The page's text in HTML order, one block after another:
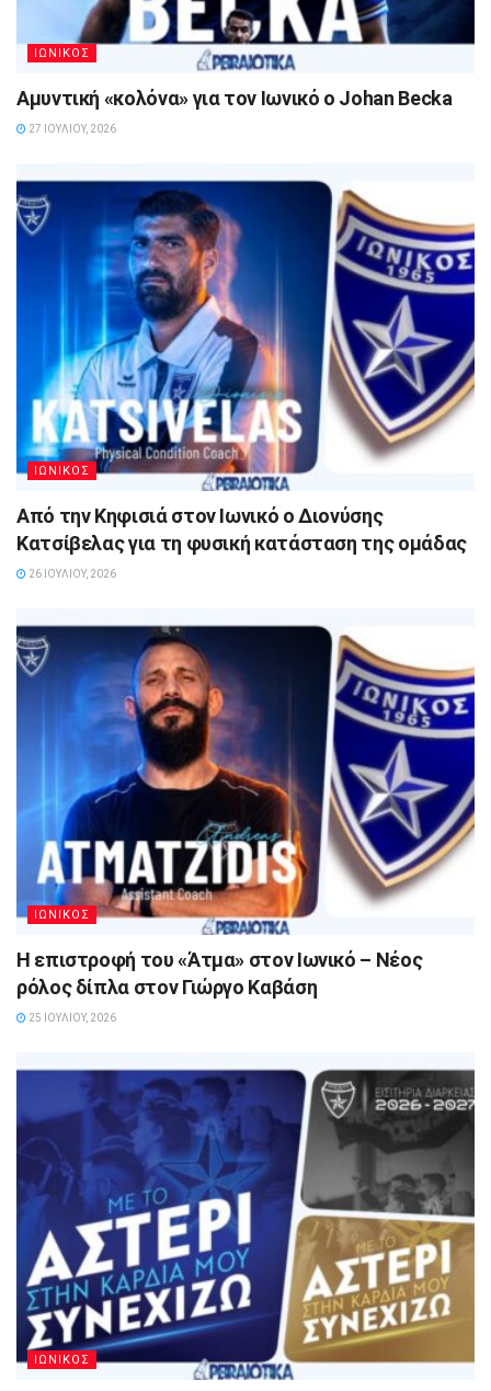
ΙΩΝΙΚΟΣ
Αμυντική «κολόνα» για τον Ιωνικό ο Johan Becka
27 ΙΟΥΛΊΟΥ, 2026
ΙΩΝΙΚΟΣ
Από την Κηφισιά στον Ιωνικό ο Διονύσης
Κατσίβελας για τη φυσική κατάσταση της ομάδας
26 ΙΟΥΛΊΟΥ, 2026
ΙΩΝΙΚΟΣ
Η επιστροφή του «Άτμα» στον Ιωνικό – Νέος
ρόλος δίπλα στον Γιώργο Καβάση
25 ΙΟΥΛΊΟΥ, 2026
ΙΩΝΙΚΟΣ